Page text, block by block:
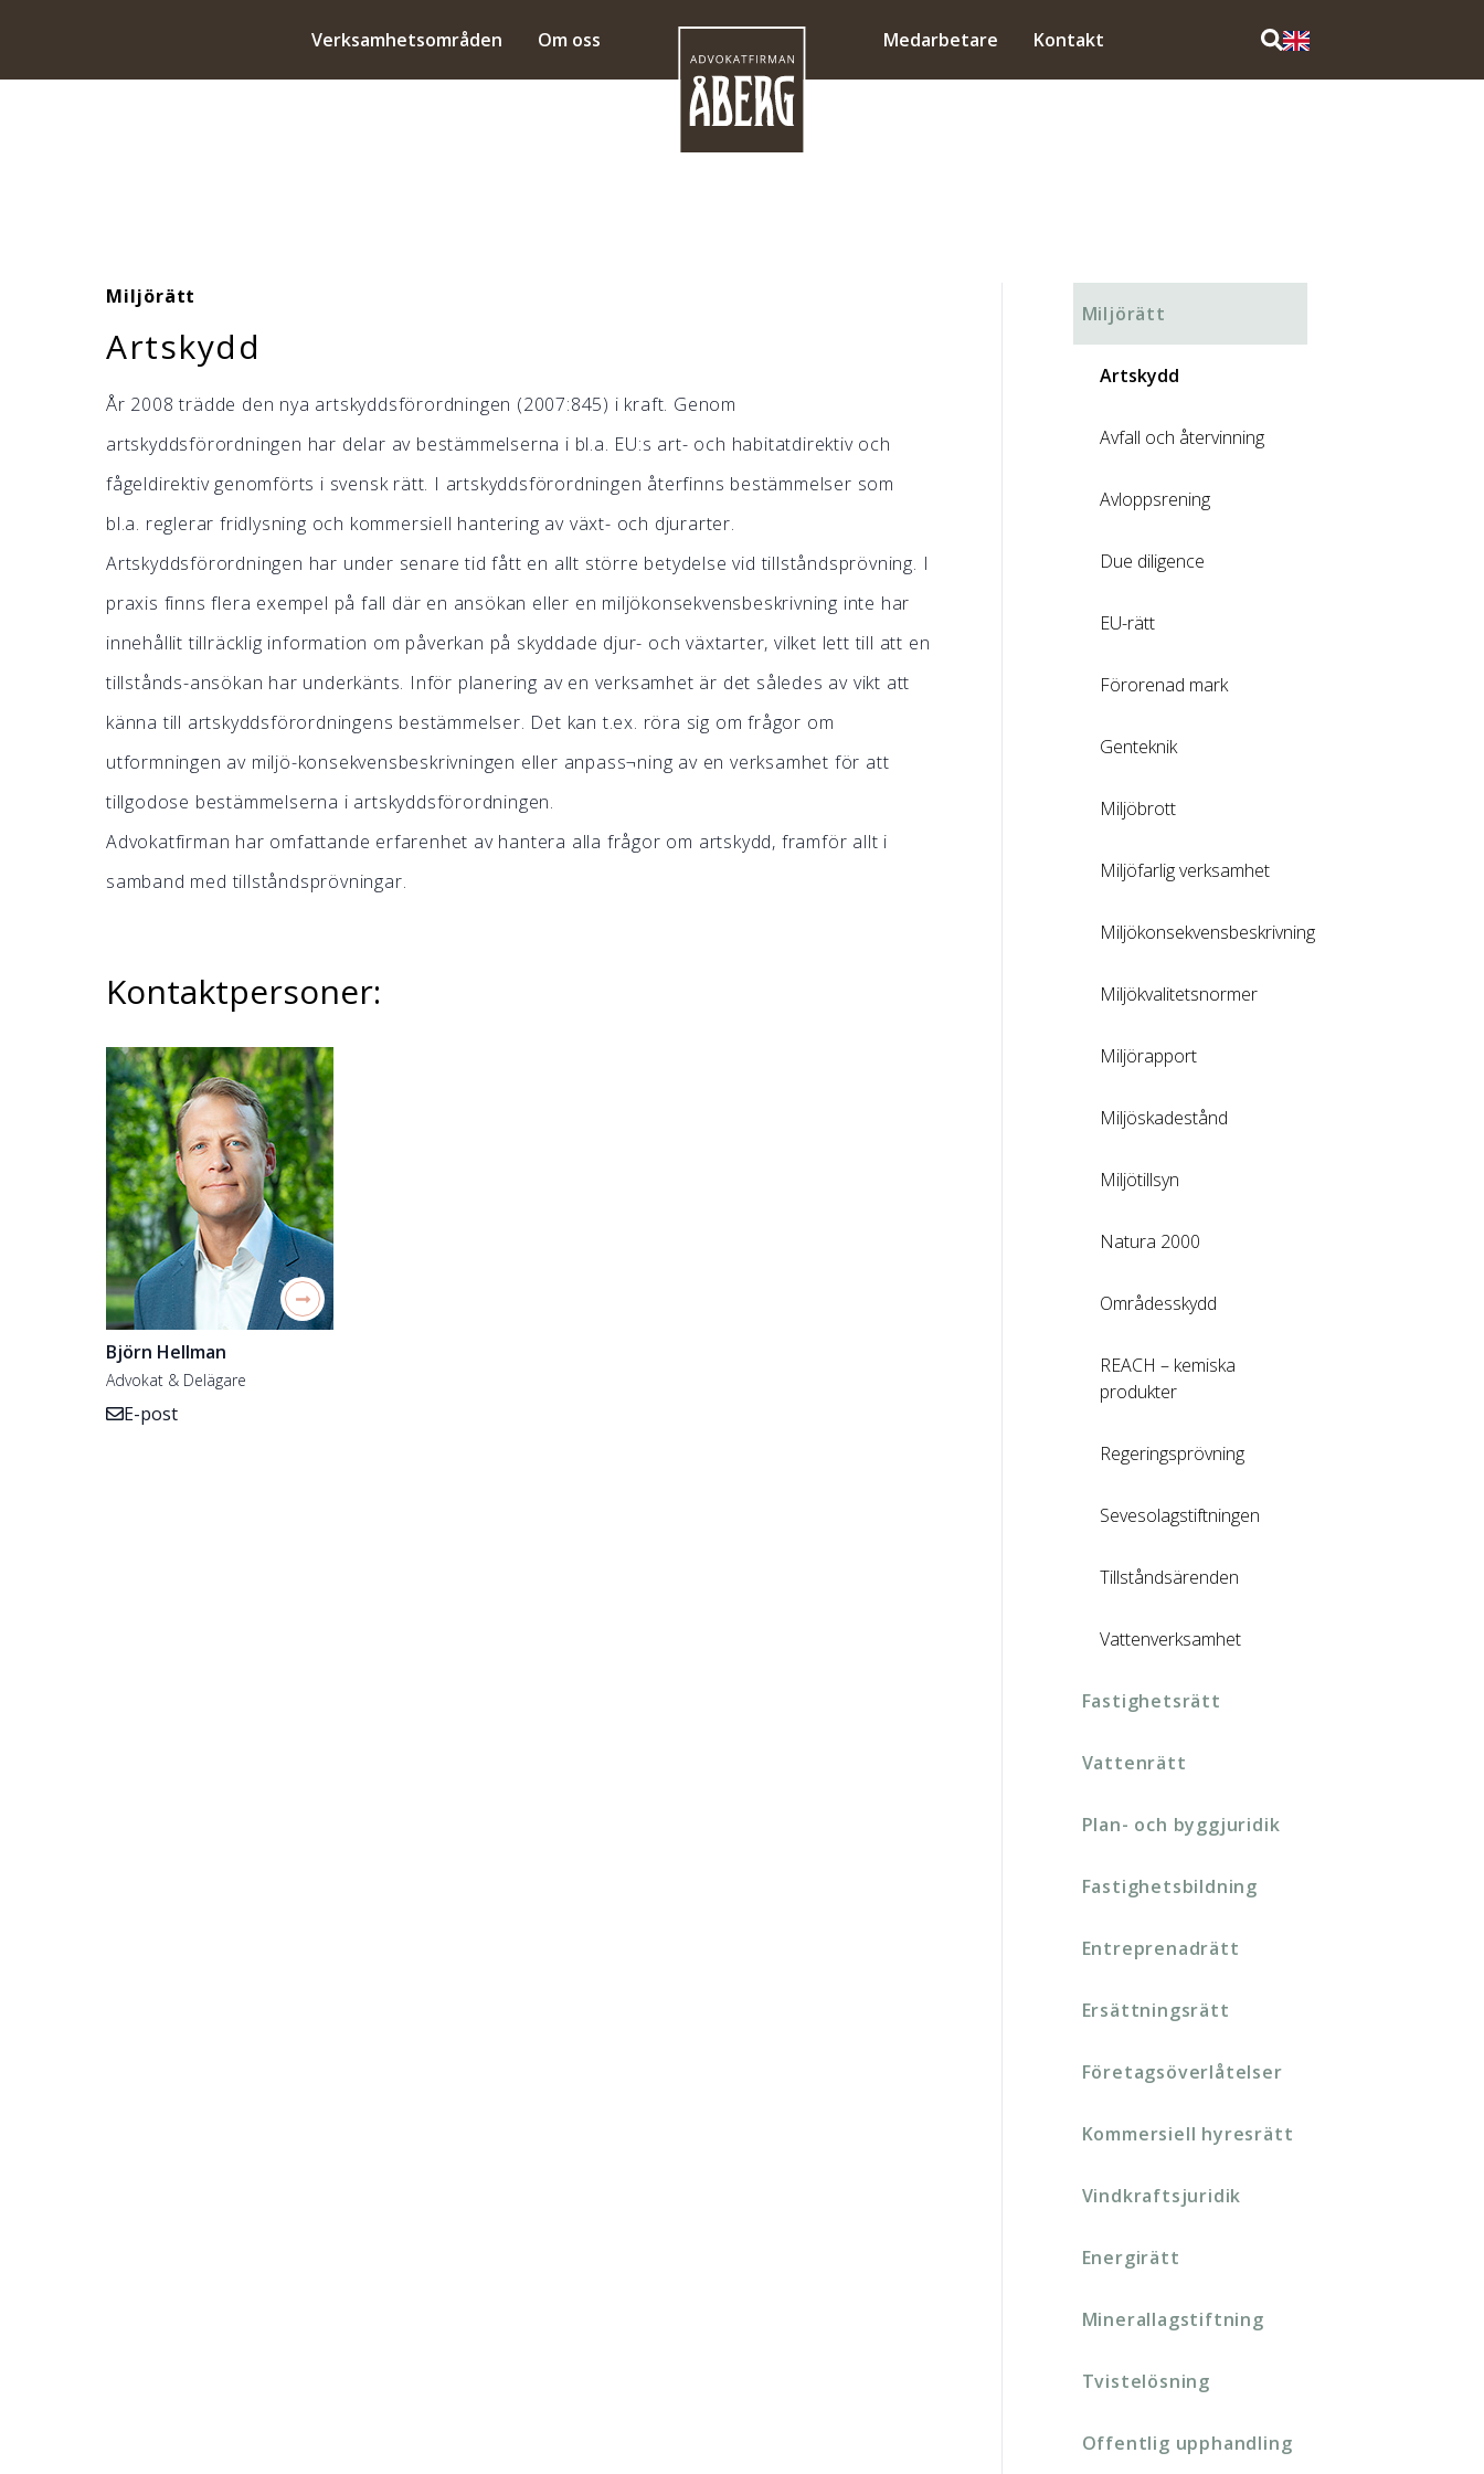
Verksamhetsområden Om oss Medarbetare Kontakt
Miljörätt
Artskydd
År 2008 trädde den nya artskyddsförordningen (2007:845) i kraft. Genom
artskyddsförordningen har delar av bestämmelserna i bl.a. EU:s art- och habitatdirektiv och
fågeldirektiv genomförts i svensk rätt. I artskyddsförordningen återfinns bestämmelser som
bl.a. reglerar fridlysning och kommersiell hantering av växt- och djurarter.
Artskyddsförordningen har under senare tid fått en allt större betydelse vid tillståndsprövning. I
praxis finns flera exempel på fall där en ansökan eller en miljökonsekvensbeskrivning inte har
innehållit tillräcklig information om påverkan på skyddade djur- och växtarter, vilket lett till att en
tillstånds-ansökan har underkänts. Inför planering av en verksamhet är det således av vikt att
känna till artskyddsförordningens bestämmelser. Det kan t.ex. röra sig om frågor om
utformningen av miljö-konsekvensbeskrivningen eller anpass¬ning av en verksamhet för att
tillgodose bestämmelserna i artskyddsförordningen.
Advokatfirman har omfattande erfarenhet av hantera alla frågor om artskydd, framför allt i
samband med tillståndsprövningar.
Kontaktpersoner:
Björn Hellman
Advokat & Delägare
E-post
Miljörätt
Artskydd
Avfall och återvinning
Avloppsrening
Due diligence
EU-rätt
Förorenad mark
Genteknik
Miljöbrott
Miljöfarlig verksamhet
Miljökonsekvensbeskrivning
Miljökvalitetsnormer
Miljörapport
Miljöskadestånd
Miljötillsyn
Natura 2000
Områdesskydd
REACH – kemiska
produkter
Regeringsprövning
Sevesolagstiftningen
Tillståndsärenden
Vattenverksamhet
Fastighetsrätt
Vattenrätt
Plan- och byggjuridik
Fastighetsbildning
Entreprenadrätt
Ersättningsrätt
Företagsöverlåtelser
Kommersiell hyresrätt
Vindkraftsjuridik
Energirätt
Minerallagstiftning
Tvistelösning
Offentlig upphandling